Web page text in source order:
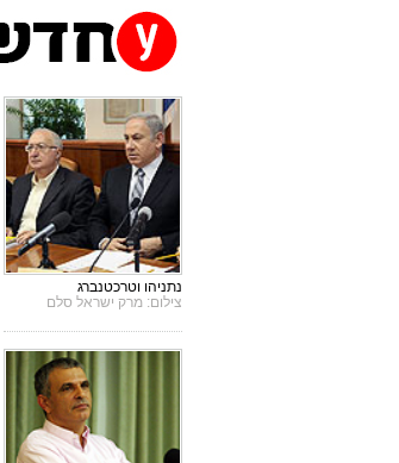
נתניהו וטרכטנברג
צילום: מרק ישראל סלם